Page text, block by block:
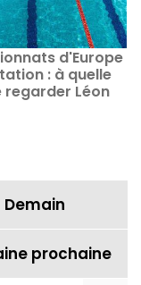
d'Europe
: à quelle
regarder Léon
Demain
prochaine